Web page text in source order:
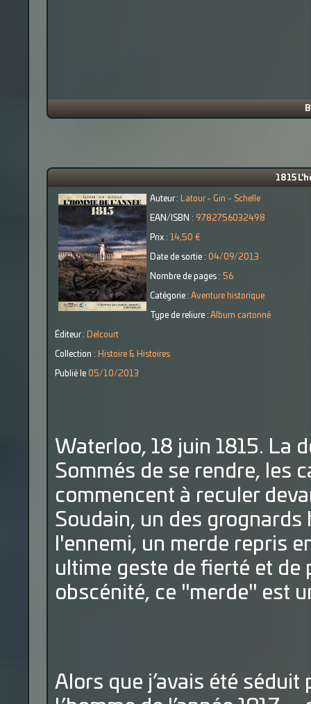
1815
Auteur : Latour - Gin - Schelle
EAN/ISBN : 9782756032498
Prix : 14,50 €
Date de sortie : 04/09/2013
Nombre de pages : 56
Catégorie : Aventure historique
Type de reliure : Album cartonné
Éditeur : Delcourt
Collection : Histoire & Histoires
Publié le 05/10/2013
Waterloo, 18 juin 1815. La
Sommés de se rendre, les
commencent à reculer
Soudain, un des
l'ennemi, un merde repris
ultime geste de fierté et de
obscénité, ce "merde" est
Alors que j’avais été séduit